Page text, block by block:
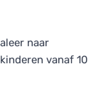
naar
vanaf 10